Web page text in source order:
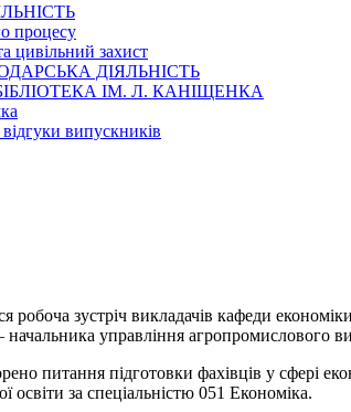
процесу
цивільний захист
ДІЯЛЬНІСТЬ
БІБЛІОТЕКА ІМ. Л. КАНІЩЕНКА
випускників
робоча зустріч викладачів кафеди
управління агропромислового
питання підготовки фахівців у сфері
освіти за спеціальністю 051 Економіка.